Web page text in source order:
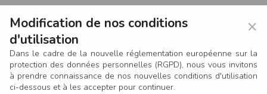
×
Modification de nos conditions
d'utilisation
Dans le cadre de la nouvelle réglementation européenne sur la
protection des données personnelles (RGPD), nous vous invitons
à prendre connaissance de nos nouvelles conditions d'utilisation
ci-dessous et à les accepter pour continuer.